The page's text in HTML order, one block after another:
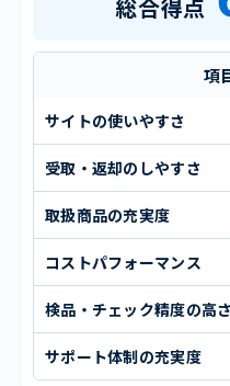
総合得点
項
サイトの使いやすさ
受取・返却のしやすさ
取扱商品の充実度
コストパフォーマンス
検品・チェック精度の高さ
サポート体制の充実度